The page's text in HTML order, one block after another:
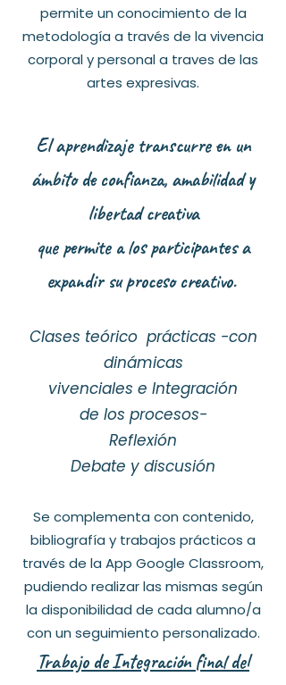
permite un conocimiento de la
metodología a través de la vivencia
corporal y personal a traves de las
artes expresivas.
El aprendizaje transcurre en un
ámbito de confianza, amabilidad y
libertad creativa
que permite a los participantes a
expandir su proceso creativo.
Clases teórico prácticas -con
dinámicas
vivenciales e Integración
de los procesos-
Reflexión
Debate y discusión
Se complementa con contenido,
bibliografía y trabajos prácticos a
través de la App Google Classroom,
pudiendo realizar las mismas según
la disponibilidad de cada alumno/a
con un seguimiento personalizado.
Trabajo de Integración final del